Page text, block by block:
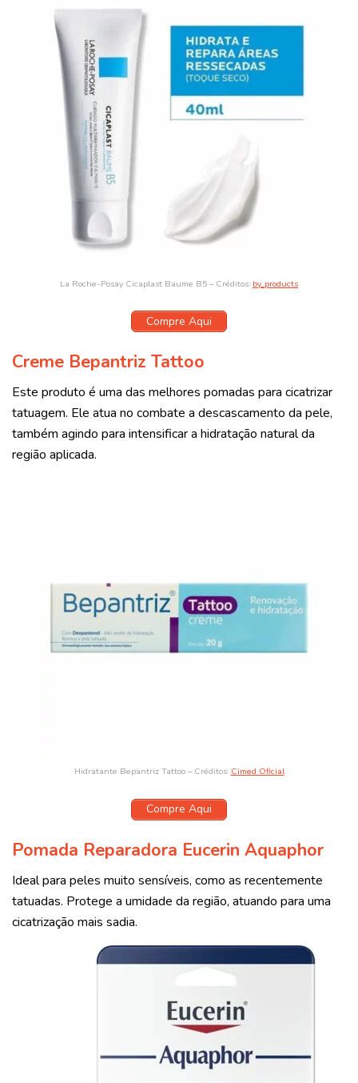
La Roche-Posay Cicaplast Baume B5 – Créditos: by_products
Compre Aqui
Creme Bepantriz Tattoo
Este produto é uma das melhores pomadas para cicatrizar
tatuagem. Ele atua no combate a descascamento da pele,
também agindo para intensificar a hidratação natural da
região aplicada.
Hidratante Bepantriz Tattoo – Créditos: Cimed Oficial
Compre Aqui
Pomada Reparadora Eucerin Aquaphor
Ideal para peles muito sensíveis, como as recentemente
tatuadas. Protege a umidade da região, atuando para uma
cicatrização mais sadia.